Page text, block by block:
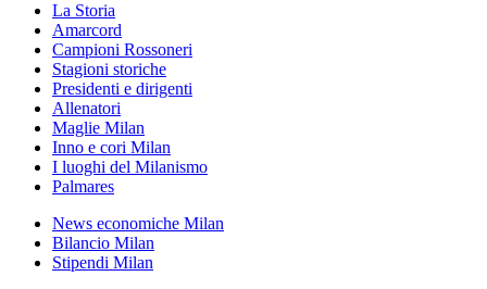
La Storia
Amarcord
Campioni Rossoneri
Stagioni storiche
Presidenti e dirigenti
Allenatori
Maglie Milan
Inno e cori Milan
I luoghi del Milanismo
Palmares
News economiche Milan
Bilancio Milan
Stipendi Milan